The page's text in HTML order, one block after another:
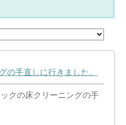
の手直しに行きました。
クの床クリーニングの手